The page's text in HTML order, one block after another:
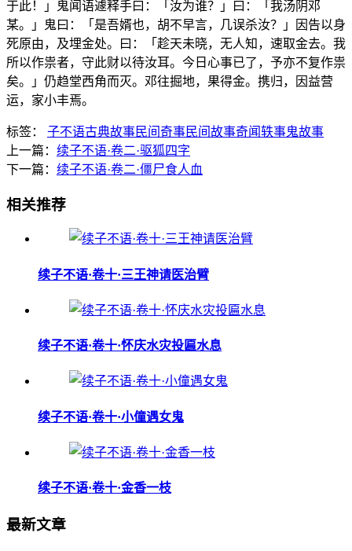
于此！」鬼闻语遽释手曰：「汝为谁？」曰：「我汤阴邓
某。」鬼曰：「是吾婿也，胡不早言，几误杀汝？」因告以身
死原由，及埋金处。曰：「趁天未晓，无人知，速取金去。我
所以作祟者，守此财以待汝耳。今日心事已了，予亦不复作祟
矣。」仍趋堂西角而灭。邓往掘地，果得金。携归，因益营
运，家小丰焉。
标签： 子不语古典故事民间奇事民间故事奇闻轶事鬼故事
上一篇： 续子不语·卷二·驱狐四字
下一篇： 续子不语·卷二·僵尸食人血
相关推荐
续子不语·卷十·三王神请医治臂
续子不语·卷十·怀庆水灾投匾水息
续子不语·卷十·小僮遇女鬼
续子不语·卷十·金香一枝
最新文章